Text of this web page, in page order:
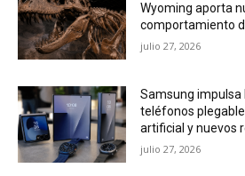
Wyoming aporta
comportamiento
julio 27, 2026
Samsung impulsa
teléfonos
artificial y nuevos
julio 27, 2026